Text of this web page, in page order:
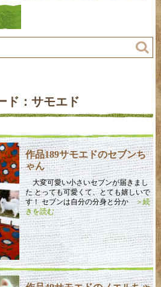
ド：サモエド
作品189サモエドのセブンち
ゃん
大変可愛い小さいセブンが届きまし
た とっても可愛くて、とても嬉しいで
す！ セブンは自分の分身と分か＞続
きを読む